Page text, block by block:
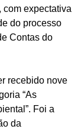
expectativa
do processo
Contas do
recebido nove
“As
Foi a
da